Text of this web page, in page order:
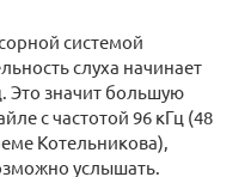
системой
слуха начинает
Это значит большую
с частотой 96 кГц (48
Котельникова),
услышать.